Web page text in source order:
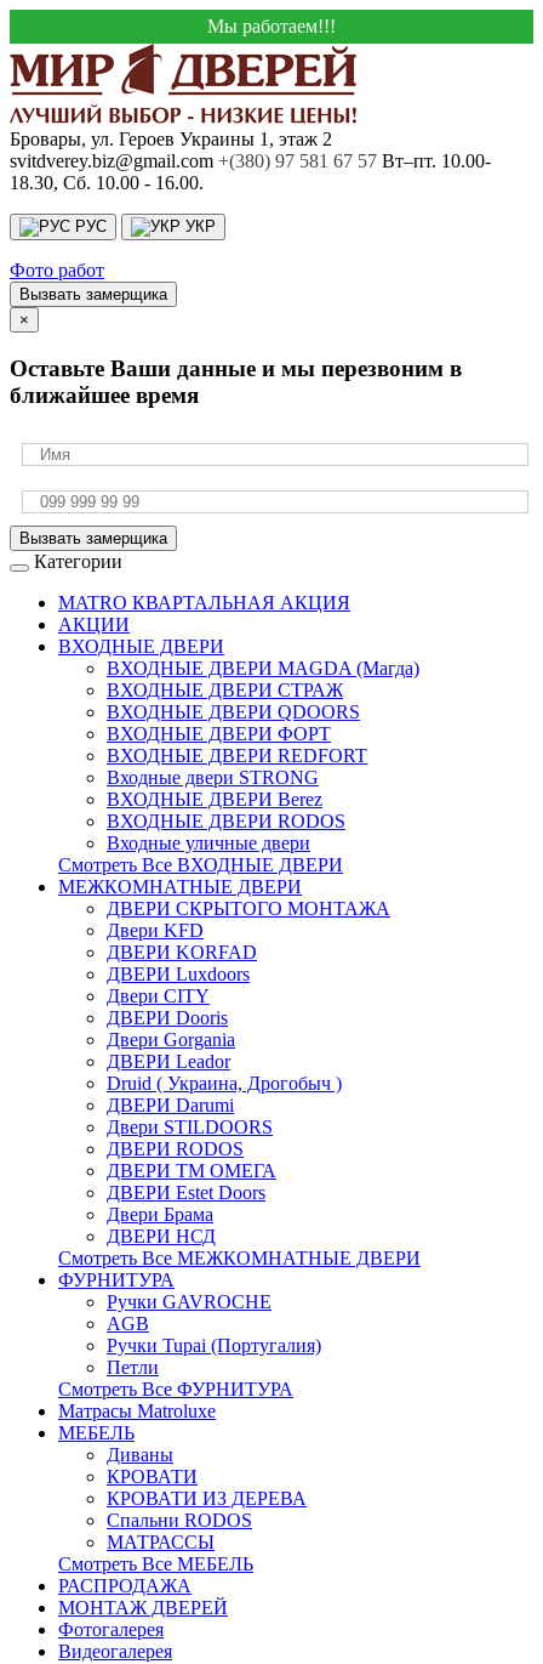
Мы работаем!!!
Бровары, ул. Героев Украины 1, этаж 2
svitdverey.biz@gmail.com +(380) 97 581 67 57 Вт–пт. 10.00-
18.30, Сб. 10.00 - 16.00.
РУС УКР
Фото работ
Вызвать замерщика
×
Оставьте Ваши данные и мы перезвоним в
ближайшее время
Вызвать замерщика
Категории
MATRO КВАРТАЛЬНАЯ АКЦИЯ
АКЦИИ
ВХОДНЫЕ ДВЕРИ
ВХОДНЫЕ ДВЕРИ МAGDA (Магда)
ВХОДНЫЕ ДВЕРИ СТРАЖ
ВХОДНЫЕ ДВЕРИ QDOORS
ВХОДНЫЕ ДВЕРИ ФОРТ
ВХОДНЫЕ ДВЕРИ REDFORT
Входные двери STRONG
ВХОДНЫЕ ДВЕРИ Berez
ВХОДНЫЕ ДВЕРИ RODOS
Входные уличные двери
Смотреть Все ВХОДНЫЕ ДВЕРИ
МЕЖКОМНАТНЫЕ ДВЕРИ
ДВЕРИ СКРЫТОГО МОНТАЖА
Двери KFD
ДВЕРИ KORFAD
ДВЕРИ Luxdoors
Двери CITY
ДВЕРИ Dooris
Двери Gorgania
ДВЕРИ Leador
Druid ( Украина, Дрогобыч )
ДВЕРИ Darumi
Двери STILDOORS
ДВЕРИ RODOS
ДВЕРИ ТМ ОМЕГА
ДВЕРИ Estet Doors
Двери Брама
ДВЕРИ НСД
Смотреть Все МЕЖКОМНАТНЫЕ ДВЕРИ
ФУРНИТУРА
Ручки GAVROCHE
AGB
Ручки Tupai (Португалия)
Петли
Смотреть Все ФУРНИТУРА
Матрасы Matroluxe
МЕБЕЛЬ
Диваны
КРОВАТИ
КРОВАТИ ИЗ ДЕРЕВА
Спальни RODOS
МАТРАССЫ
Смотреть Все МЕБЕЛЬ
РАСПРОДАЖА
МОНТАЖ ДВЕРЕЙ
Фотогалерея
Видеогалерея